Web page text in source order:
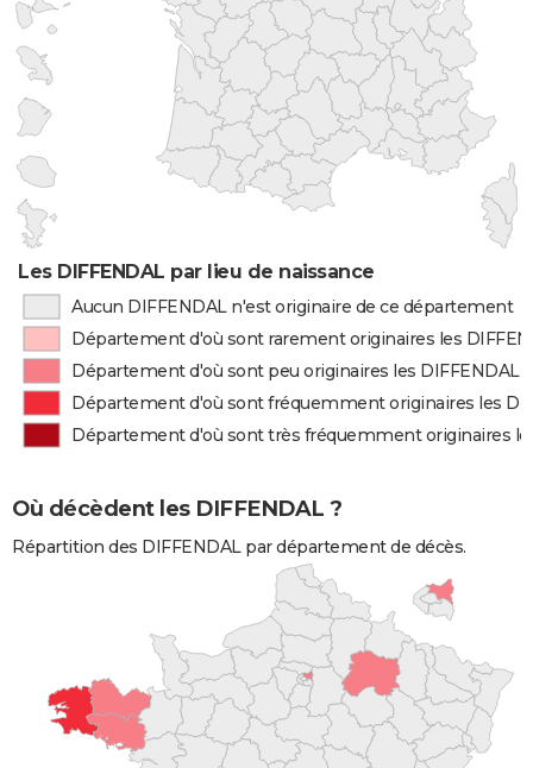
Les DIFFENDAL par lieu de naissance
Aucun DIFFENDAL n'est originaire de ce département
Département d'où sont rarement originaires les
Département d'où sont peu originaires les DIFFENDAL
Département d'où sont fréquemment originaires les
Département d'où sont très fréquemment originaires
Où décèdent les DIFFENDAL ?
Répartition des DIFFENDAL par département de décès.